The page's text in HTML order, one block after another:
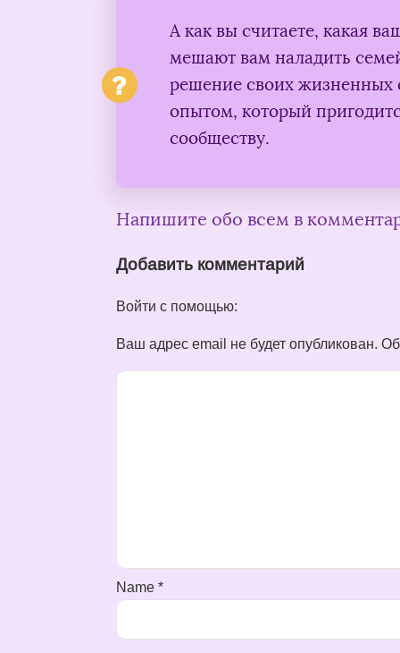
А как вы считаете, какая
мешают вам наладить
решение своих жизненных
опытом, который
сообществу.
Напишите обо всем в
Добавить комментарий
Войти с помощью:
Ваш адрес email не будет опубликован.
Name *